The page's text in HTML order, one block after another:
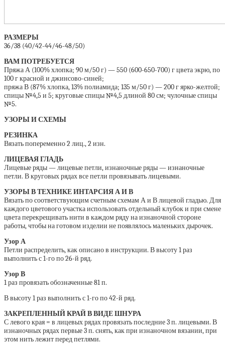
РАЗМЕРЫ
36/38 (40/42-44/46-48/50)
ВАМ ПОТРЕБУЕТСЯ
Пряжа А (100% хлопка; 90 м/50 г) — 550 (600-650-700) г цвета экрю, по
100 г красной и джинсово-синей;
пряжа В (87% хлопка, 13% полиамида; 135 м/50 г) — 200 г ярко-желтой;
спицы №4,5 и 5; круговые спицы №4,5 длиной 80 см; чулочные спицы
№5.
УЗОРЫ И СХЕМЫ
РЕЗИНКА
Вязать попеременно 2 лиц., 2 изн.
ЛИЦЕВАЯ ГЛАДЬ
Лицевые ряды — лицевые петли, изнаночные ряды — изнаночные
петли. В круговых рядах все петли провязывать лицевыми.
УЗОРЫ В ТЕХНИКЕ ИНТАРСИЯ А И В
Вязать по соответствующим счетным схемам А и В лицевой гладью. Для
каждого цветового участка использовать отдельный клубок и при смене
цвета перекрещивать нити в каждом ряду на изнаночной стороне
работы, чтобы на готовом изделии не появлялось маленьких дырочек.
Узор А
Петли распределить, как описано в инструкции. В высоту 1 раз
выполнить с 1-го по 26-й ряд.
Узор В
1 раз провязать обозначенные 81 п.
В высоту 1 раз выполнить с 1-го по 42-й ряд.
ЗАКРЕПЛЕННЫЙ КРАЙ В ВИДЕ ШНУРА
С левого края = в лицевых рядах провязать последние 3 п. лицевыми. В
изнаночных рядах первые 3 п. снять, как при изнаночном вязании, при
этом нить лежит перед петлями.